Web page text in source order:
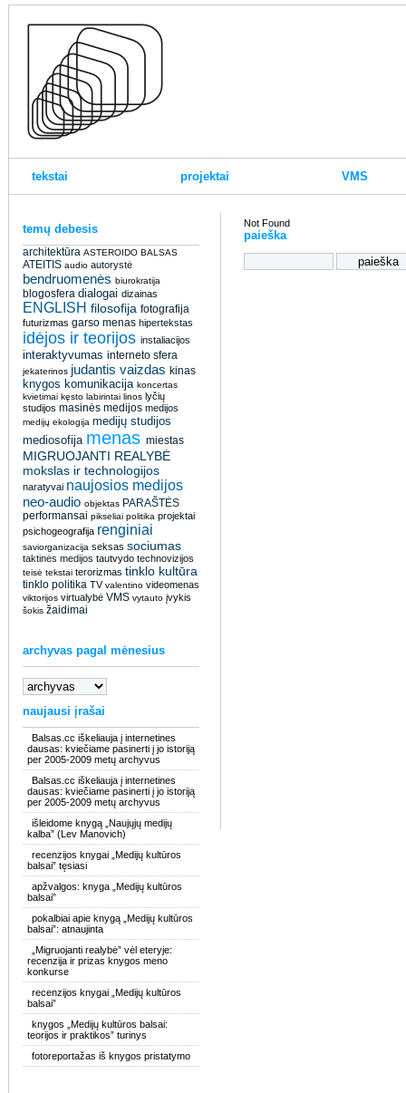
tekstai projektai VMS
temų debesis
architektūra ASTEROIDO BALSAS
ATEITIS audio autorystė
bendruomenės biurokratija
blogosfera dialogai dizainas
ENGLISH filosofija fotografija
futurizmas garso menas hipertekstas
idėjos ir teorijos instaliacijos
interaktyvumas interneto sfera
jekaterinos judantis vaizdas kinas
knygos komunikacija koncertas
kvietimai kęsto labirintai linos lyčių
studijos masinės medijos medijos
medijų ekologija medijų studijos
mediosofija menas miestas
MIGRUOJANTI REALYBĖ
mokslas ir technologijos
naratyvai naujosios medijos
neo-audio objektas PARAŠTĖS
performansai pikseliai politika projektai
psichogeografija renginiai
saviorganizacija seksas sociumas
taktinės medijos tautvydo technovizijos
teisė tekstai terorizmas tinklo kultūra
tinklo politika TV valentino videomenas
viktorijos virtualybė VMS vytauto įvykis
šokis žaidimai
archyvas pagal mėnesius
naujausi įrašai
Balsas.cc iškeliauja į internetines
dausas: kviečiame pasinerti į jo istoriją
per 2005-2009 metų archyvus
Balsas.cc iškeliauja į internetines
dausas: kviečiame pasinerti į jo istoriją
per 2005-2009 metų archyvus
išleidome knygą „Naujųjų medijų
kalba” (Lev Manovich)
recenzijos knygai „Medijų kultūros
balsai” tęsiasi
apžvalgos: knyga „Medijų kultūros
balsai”
pokalbiai apie knygą „Medijų kultūros
balsai”: atnaujinta
„Migruojanti realybė” vėl eteryje:
recenzija ir prizas knygos meno
konkurse
recenzijos knygai „Medijų kultūros
balsai”
knygos „Medijų kultūros balsai:
teorijos ir praktikos” turinys
fotoreportažas iš knygos pristatymo
Not Found
paieška